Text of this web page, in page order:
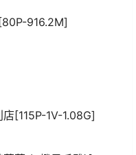
916.2M]
[115P-1V-1.08G]